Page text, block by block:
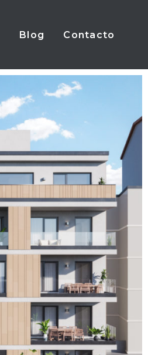
Blog Contacto